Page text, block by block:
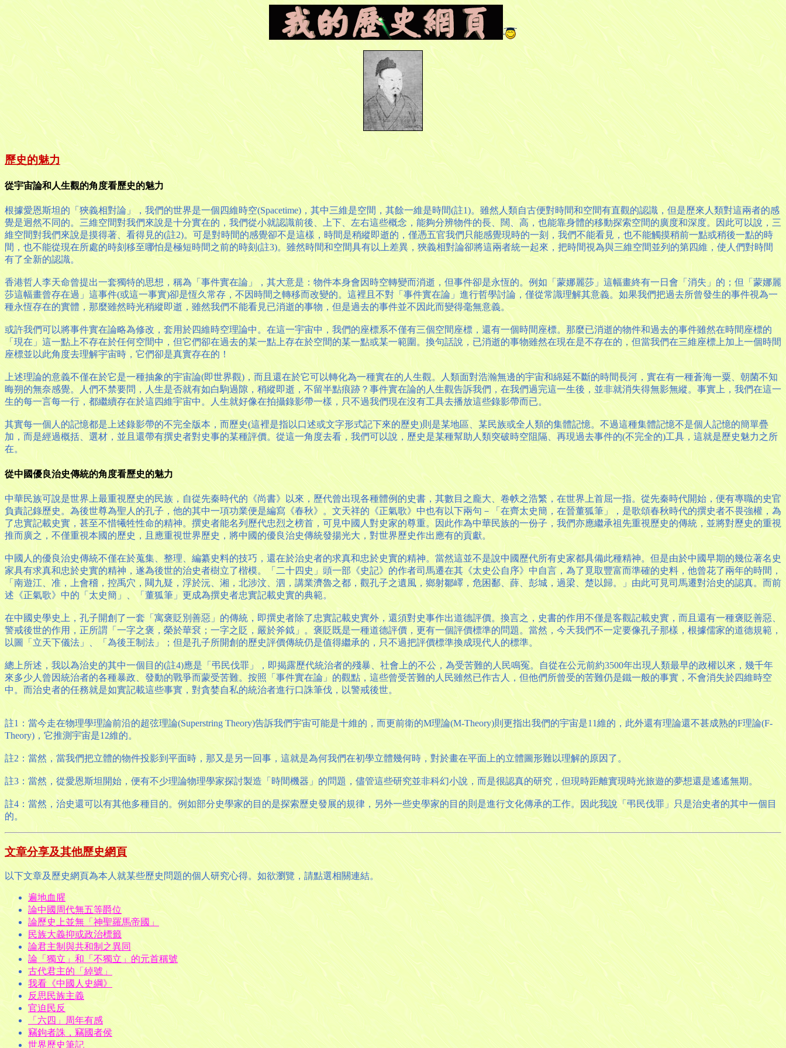
歷史的魅力
從宇宙論和人生觀的角度看歷史的魅力
根據愛恩斯坦的「狹義相對論」，我們的世界是一個四維時空(Spacetime)，其中三維是空間，其餘一維是時間(註1)。雖然人類自古便對時間和空間有直觀的認識，但是歷來人類對這兩者的感
覺是迥然不同的。三維空間對我們來說是十分實在的，我們從小就認識前後、上下、左右這些概念，能夠分辨物件的長、闊、高，也能靠身體的移動探索空間的廣度和深度。因此可以說，三
維空間對我們來說是摸得著、看得見的(註2)。可是對時間的感覺卻不是這樣，時間是稍縱即逝的，僅憑五官我們只能感覺現時的一刻，我們不能看見，也不能觸摸稍前一點或稍後一點的時
間，也不能從現在所處的時刻移至哪怕是極短時間之前的時刻(註3)。雖然時間和空間具有以上差異，狹義相對論卻將這兩者統一起來，把時間視為與三維空間並列的第四維，使人們對時間
有了全新的認識。
香港哲人李天命曾提出一套獨特的思想，稱為「事件實在論」，其大意是：物件本身會因時空轉變而消逝，但事件卻是永恆的。例如「蒙娜麗莎」這幅畫終有一日會「消失」的；但「蒙娜麗
莎這幅畫曾存在過」這事件(或這一事實)卻是恆久常存，不因時間之轉移而改變的。這裡且不對「事件實在論」進行哲學討論，僅從常識理解其意義。如果我們把過去所曾發生的事件視為一
種永恆存在的實體，那麼雖然時光稍縱即逝，雖然我們不能看見已消逝的事物，但是過去的事件並不因此而變得毫無意義。
或許我們可以將事件實在論略為修改，套用於四維時空理論中。在這一宇宙中，我們的座標系不僅有三個空間座標，還有一個時間座標。那麼已消逝的物件和過去的事件雖然在時間座標的
「現在」這一點上不存在於任何空間中，但它們卻在過去的某一點上存在於空間的某一點或某一範圍。換句話說，已消逝的事物雖然在現在是不存在的，但當我們在三維座標上加上一個時間
座標並以此角度去理解宇宙時，它們卻是真實存在的！
上述理論的意義不僅在於它是一種抽象的宇宙論(即世界觀)，而且還在於它可以轉化為一種實在的人生觀。人類面對浩瀚無邊的宇宙和綿延不斷的時間長河，實在有一種蒼海一粟、朝菌不知
晦朔的無奈感覺。人們不禁要問，人生是否就有如白駒過隙，稍縱即逝，不留半點痕跡？事件實在論的人生觀告訴我們，在我們過完這一生後，並非就消失得無影無縱。事實上，我們在這一
生的每一言每一行，都繼續存在於這四維宇宙中。人生就好像在拍攝錄影帶一樣，只不過我們現在沒有工具去播放這些錄影帶而已。
其實每一個人的記憶都是上述錄影帶的不完全版本，而歷史(這裡是指以口述或文字形式記下來的歷史)則是某地區、某民族或全人類的集體記憶。不過這種集體記憶不是個人記憶的簡單疊
加，而是經過概括、選材，並且還帶有撰史者對史事的某種評價。從這一角度去看，我們可以說，歷史是某種幫助人類突破時空阻隔、再現過去事件的(不完全的)工具，這就是歷史魅力之所
在。
從中國優良治史傳統的角度看歷史的魅力
中華民族可說是世界上最重視歷史的民族，自從先秦時代的《尚書》以來，歷代曾出現各種體例的史書，其數目之龐大、卷帙之浩繁，在世界上首屈一指。從先秦時代開始，便有專職的史官
負責記錄歷史。為後世尊為聖人的孔子，他的其中一項功業便是編寫《春秋》。文天祥的《正氣歌》中也有以下兩句－「在齊太史簡，在晉董狐筆」，是歌頌春秋時代的撰史者不畏強權，為
了忠實記載史實，甚至不惜犧牲性命的精神。撰史者能名列歷代忠烈之榜首，可見中國人對史家的尊重。因此作為中華民族的一份子，我們亦應繼承祖先重視歷史的傳統，並將對歷史的重視
推而廣之，不僅重視本國的歷史，且應重視世界歷史，將中國的優良治史傳統發揚光大，對世界歷史作出應有的貢獻。
中國人的優良治史傳統不僅在於蒐集、整理、編纂史料的技巧，還在於治史者的求真和忠於史實的精神。當然這並不是說中國歷代所有史家都具備此種精神。但是由於中國早期的幾位著名史
家具有求真和忠於史實的精神，遂為後世的治史者樹立了楷模。「二十四史」頭一部《史記》的作者司馬遷在其《太史公自序》中自言，為了覓取豐富而準確的史料，他曾花了兩年的時間，
「南遊江、准，上會稽，控禹穴，闚九疑，浮於沅、湘，北涉汶、泗，講業濟魯之都，觀孔子之遺風，鄉射鄒嶧，危困鄱、薛、彭城，過梁、楚以歸。」由此可見司馬遷對治史的認真。而前
述《正氣歌》中的「太史簡」、「董狐筆」更成為撰史者忠實記載史實的典範。
在中國史學史上，孔子開創了一套「寓褒貶別善惡」的傳統，即撰史者除了忠實記載史實外，還須對史事作出道德評價。換言之，史書的作用不僅是客觀記載史實，而且還有一種褒貶善惡、
警戒後世的作用，正所謂「一字之褒，榮於華袞；一字之貶，嚴於斧鉞」。褒貶既是一種道德評價，更有一個評價標準的問題。當然，今天我們不一定要像孔子那樣，根據儒家的道德規範，
以圖「立天下儀法」、「為後王制法」；但是孔子所開創的歷史評價傳統仍是值得繼承的，只不過把評價標準換成現代人的標準。
總上所述，我以為治史的其中一個目的(註4)應是「弔民伐罪」，即揭露歷代統治者的殘暴、社會上的不公，為受苦難的人民鳴冤。自從在公元前約3500年出現人類最早的政權以來，幾千年
來多少人曾因統治者的各種暴政、發動的戰爭而蒙受苦難。按照「事件實在論」的觀點，這些曾受苦難的人民雖然已作古人，但他們所曾受的苦難仍是鐵一般的事實，不會消失於四維時空
中。而治史者的任務就是如實記載這些事實，對貪婪自私的統治者進行口誅筆伐，以警戒後世。
註1：當今走在物理學理論前沿的超弦理論(Superstring Theory)告訴我們宇宙可能是十維的，而更前衛的M理論(M-Theory)則更指出我們的宇宙是11維的，此外還有理論還不甚成熟的F理論(F-
Theory)，它推測宇宙是12維的。
註2：當然，當我們把立體的物件投影到平面時，那又是另一回事，這就是為何我們在初學立體幾何時，對於畫在平面上的立體圖形難以理解的原因了。
註3：當然，從愛恩斯坦開始，便有不少理論物理學家探討製造「時間機器」的問題，儘管這些研究並非科幻小說，而是很認真的研究，但現時距離實現時光旅遊的夢想還是遙遙無期。
註4：當然，治史還可以有其他多種目的。例如部分史學家的目的是探索歷史發展的規律，另外一些史學家的目的則是進行文化傳承的工作。因此我說「弔民伐罪」只是治史者的其中一個目
的。
文章分享及其他歷史網頁
以下文章及歷史網頁為本人就某些歷史問題的個人研究心得。如欲瀏覽，請點選相關連結。
遍地血腥
論中國周代無五等爵位
論歷史上並無「神聖羅馬帝國」
民族大義抑或政治標籤
論君主制與共和制之異同
論「獨立」和「不獨立」的元首稱號
古代君主的「綽號」
我看《中國人史綱》
反思民族主義
官迫民反
「六四」周年有感
竊鉤者誅，竊國者侯
世界歷史筆記